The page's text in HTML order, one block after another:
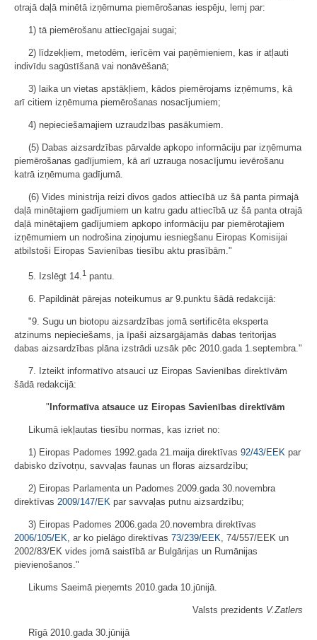
otrajā daļā minētā izņēmuma piemērošanas iespēju, lemj par:
1) tā piemērošanu attiecīgajai sugai;
2) līdzekļiem, metodēm, ierīcēm vai paņēmieniem, kas ir atļauti
indivīdu sagūstīšanā vai nonāvēšanā;
3) laika un vietas apstākļiem, kādos piemērojams izņēmums, kā
arī citiem izņēmuma piemērošanas nosacījumiem;
4) nepieciešamajiem uzraudzības pasākumiem.
(5) Dabas aizsardzības pārvalde apkopo informāciju par izņēmuma
piemērošanas gadījumiem, kā arī uzrauga nosacījumu ievērošanu
katrā izņēmuma gadījumā.
(6) Vides ministrija reizi divos gados attiecībā uz šā panta pirmajā
daļā minētajiem gadījumiem un katru gadu attiecībā uz šā panta otrajā
daļā minētajiem gadījumiem apkopo informāciju par piemērotajiem
izņēmumiem un nodrošina ziņojumu iesniegšanu Eiropas Komisijai
atbilstoši Eiropas Savienības tiesību aktu prasībām."
5. Izslēgt 14.1 pantu.
6. Papildināt pārejas noteikumus ar 9.punktu šādā redakcijā:
"9. Sugu un biotopu aizsardzības jomā sertificēta eksperta
atzinums nepieciešams, ja īpaši aizsargājamās dabas teritorijas
dabas aizsardzības plāna izstrādi uzsāk pēc 2010.gada 1.septembra."
7. Izteikt informatīvo atsauci uz Eiropas Savienības direktīvām
šādā redakcijā:
" Informatīva atsauce uz Eiropas Savienības direktīvām
Likumā iekļautas tiesību normas, kas izriet no:
1) Eiropas Padomes 1992.gada 21.maija direktīvas 92/43/EEK par
dabisko dzīvotņu, savvaļas faunas un floras aizsardzību;
2) Eiropas Parlamenta un Padomes 2009.gada 30.novembra
direktīvas 2009/147/EK par savvaļas putnu aizsardzību;
3) Eiropas Padomes 2006.gada 20.novembra direktīvas
2006/105/EK, ar ko pielāgo direktīvas 73/239/EEK, 74/557/EEK un
2002/83/EK vides jomā saistībā ar Bulgārijas un Rumānijas
pievienošanos."
Likums Saeimā pieņemts 2010.gada 10.jūnijā.
Valsts prezidents V.Zatlers
Rīgā 2010.gada 30.jūnijā